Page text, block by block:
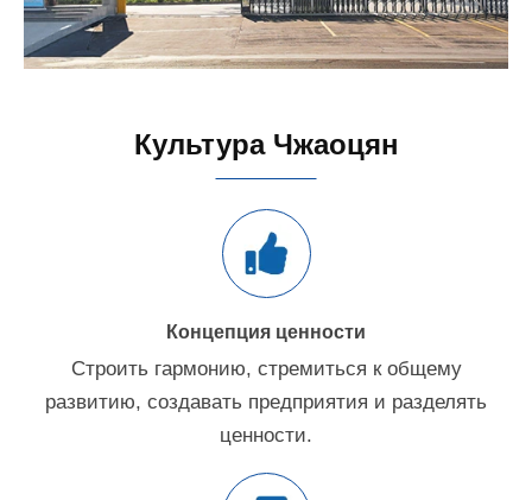
Культура Чжаоцян
Концепция ценности
Строить гармонию, стремиться к общему
развитию, создавать предприятия и разделять
ценности.